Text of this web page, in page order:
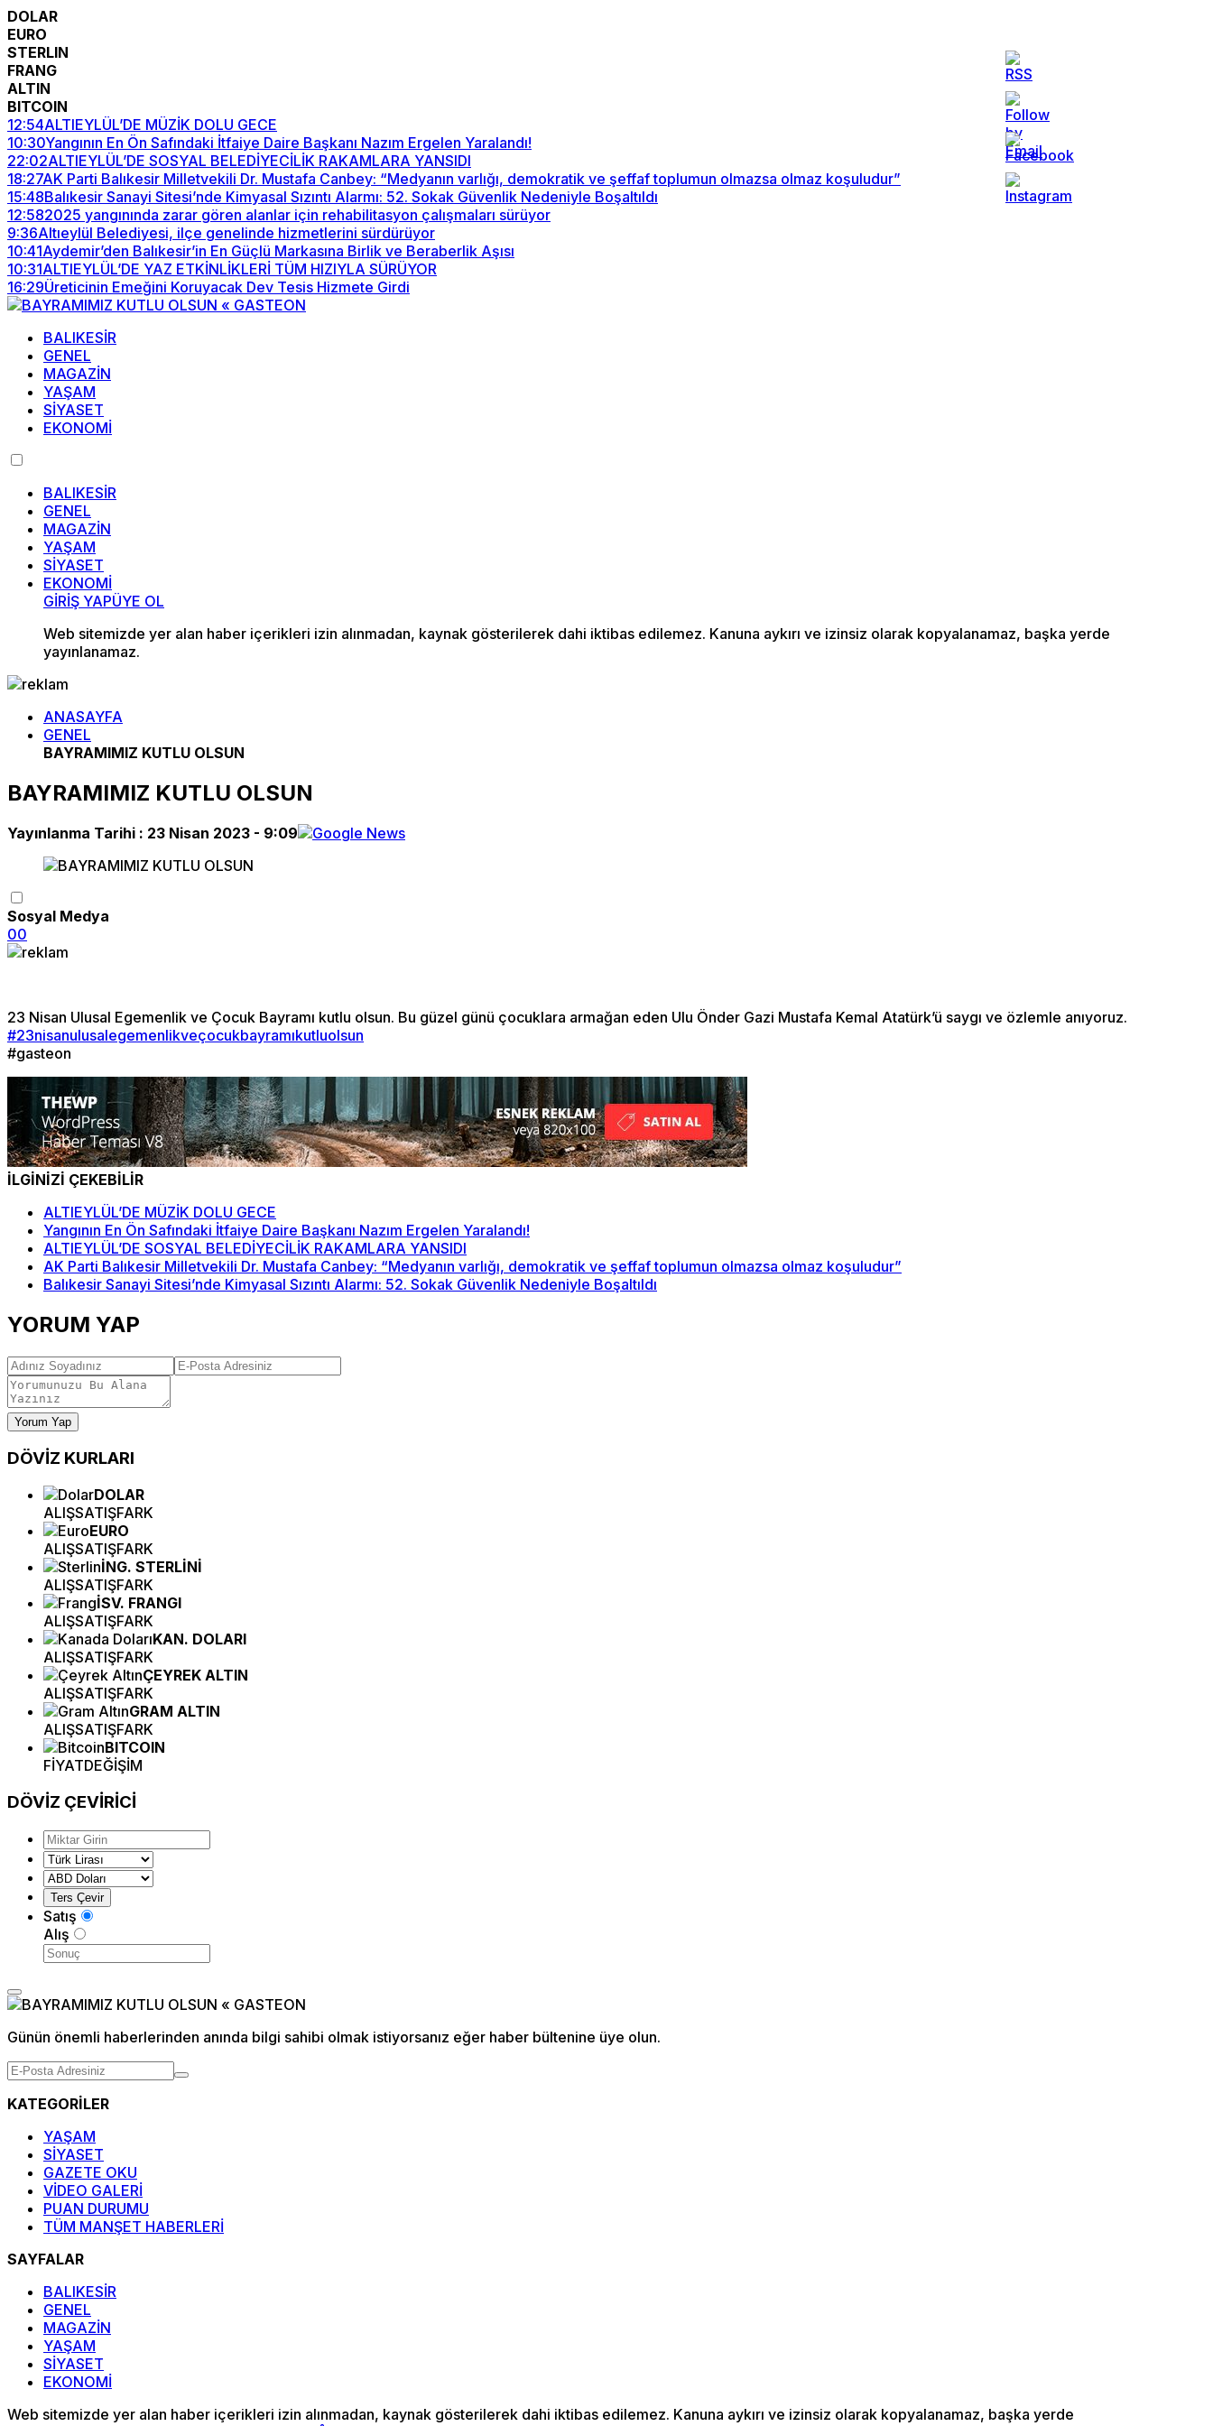
DOLAR
EURO
STERLIN
FRANG
ALTIN
BITCOIN
12:54ALTIEYLÜL’DE MÜZİK DOLU GECE
10:30Yangının En Ön Safındaki İtfaiye Daire Başkanı Nazım Ergelen Yaralandı!
22:02ALTIEYLÜL’DE SOSYAL BELEDİYECİLİK RAKAMLARA YANSIDI
18:27AK Parti Balıkesir Milletvekili Dr. Mustafa Canbey: “Medyanın varlığı, demokratik ve şeffaf toplumun olmazsa olmaz koşuludur”
15:48Balıkesir Sanayi Sitesi’nde Kimyasal Sızıntı Alarmı: 52. Sokak Güvenlik Nedeniyle Boşaltıldı
12:582025 yangınında zarar gören alanlar için rehabilitasyon çalışmaları sürüyor
9:36Altıeylül Belediyesi, ilçe genelinde hizmetlerini sürdürüyor
10:41Aydemir’den Balıkesir’in En Güçlü Markasına Birlik ve Beraberlik Aşısı
10:31ALTIEYLÜL’DE YAZ ETKİNLİKLERİ TÜM HIZIYLA SÜRÜYOR
16:29Üreticinin Emeğini Koruyacak Dev Tesis Hizmete Girdi
BALIKESİR
GENEL
MAGAZİN
YAŞAM
SİYASET
EKONOMİ
BALIKESİR
GENEL
MAGAZİN
YAŞAM
SİYASET
EKONOMİ
GİRİŞ YAPÜYE OL
Web sitemizde yer alan haber içerikleri izin alınmadan, kaynak gösterilerek dahi iktibas edilemez. Kanuna aykırı ve izinsiz olarak kopyalanamaz, başka yerde
yayınlanamaz.
ANASAYFA
GENEL
BAYRAMIMIZ KUTLU OLSUN
BAYRAMIMIZ KUTLU OLSUN
Yayınlanma Tarihi : 23 Nisan 2023 - 9:09
Sosyal Medya
00
23 Nisan Ulusal Egemenlik ve Çocuk Bayramı kutlu olsun. Bu güzel günü çocuklara armağan eden Ulu Önder Gazi Mustafa Kemal Atatürk’ü saygı ve özlemle anıyoruz.
#23nisanulusalegemenlikveçocukbayramıkutluolsun
#gasteon
İLGİNİZİ ÇEKEBİLİR
ALTIEYLÜL’DE MÜZİK DOLU GECE
Yangının En Ön Safındaki İtfaiye Daire Başkanı Nazım Ergelen Yaralandı!
ALTIEYLÜL’DE SOSYAL BELEDİYECİLİK RAKAMLARA YANSIDI
AK Parti Balıkesir Milletvekili Dr. Mustafa Canbey: “Medyanın varlığı, demokratik ve şeffaf toplumun olmazsa olmaz koşuludur”
Balıkesir Sanayi Sitesi’nde Kimyasal Sızıntı Alarmı: 52. Sokak Güvenlik Nedeniyle Boşaltıldı
YORUM YAP
Yorum Yap
DÖVİZ KURLARI
DOLAR
ALIŞSATIŞFARK
EURO
ALIŞSATIŞFARK
İNG. STERLİNİ
ALIŞSATIŞFARK
İSV. FRANGI
ALIŞSATIŞFARK
KAN. DOLARI
ALIŞSATIŞFARK
ÇEYREK ALTIN
ALIŞSATIŞFARK
GRAM ALTIN
ALIŞSATIŞFARK
BITCOIN
FİYATDEĞİŞİM
DÖVİZ ÇEVİRİCİ
Satış
Alış
Günün önemli haberlerinden anında bilgi sahibi olmak istiyorsanız eğer haber bültenine üye olun.
KATEGORİLER
YAŞAM
SİYASET
GAZETE OKU
VİDEO GALERİ
PUAN DURUMU
TÜM MANŞET HABERLERİ
SAYFALAR
BALIKESİR
GENEL
MAGAZİN
YAŞAM
SİYASET
EKONOMİ
Web sitemizde yer alan haber içerikleri izin alınmadan, kaynak gösterilerek dahi iktibas edilemez. Kanuna aykırı ve izinsiz olarak kopyalanamaz, başka yerde